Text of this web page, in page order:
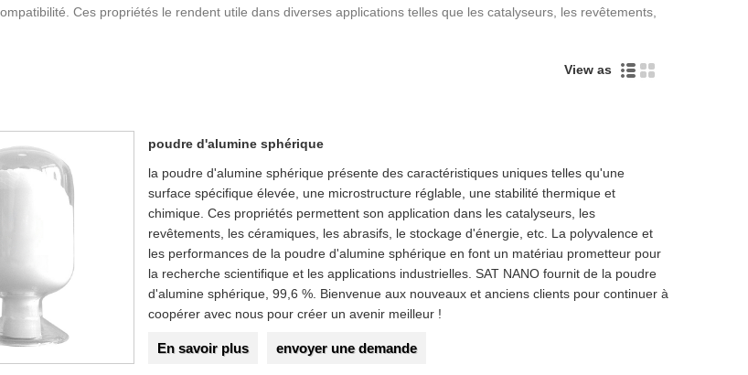
Ces propriétés le rendent utile dans diverses applications telles que les catalyseurs, les revêtements,
View as
poudre d'alumine sphérique
la poudre d'alumine sphérique présente des caractéristiques uniques telles qu'une
surface spécifique élevée, une microstructure réglable, une stabilité thermique et
chimique. Ces propriétés permettent son application dans les catalyseurs, les
revêtements, les céramiques, les abrasifs, le stockage d'énergie, etc. La polyvalence et
les performances de la poudre d'alumine sphérique en font un matériau prometteur pour
la recherche scientifique et les applications industrielles. SAT NANO fournit de la poudre
d'alumine sphérique, 99,6 %. Bienvenue aux nouveaux et anciens clients pour continuer à
coopérer avec nous pour créer un avenir meilleur !
En savoir plus envoyer une demande